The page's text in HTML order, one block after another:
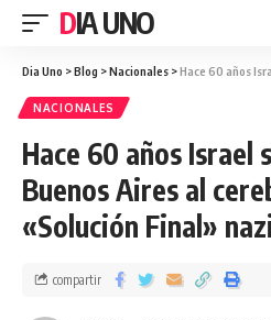
DIA UNO
Dia Uno >Blog >Nacionales >Hace 60 años Israel
NACIONALES
Hace 60 años Israel
Buenos Aires al
«Solución Final»
compartir